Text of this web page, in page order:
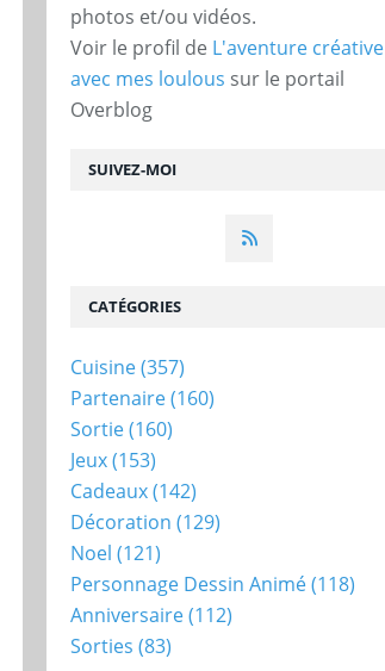
SUIVEZ-MOI
photos et/ou vidéos.
Voir le profil de L'aventure créative
avec mes loulous sur le portail
Overblog
CATÉGORIES
Cuisine(357)
Partenaire(160)
Sortie(160)
Jeux(153)
Cadeaux(142)
Décoration (129)
Noel (121)
Personnage Dessin Animé(118)
Anniversaire(112)
Sorties (83)